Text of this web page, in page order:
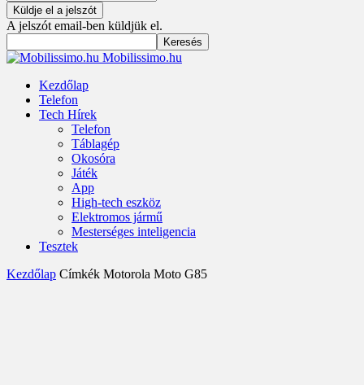
A jelszót email-ben küldjük el.
Mobilissimo.hu
Kezdőlap
Telefon
Tech Hírek
Telefon
Táblagép
Okosóra
Játék
App
High-tech eszköz
Elektromos jármű
Mesterséges inteligencia
Tesztek
Kezdőlap Címkék Motorola Moto G85